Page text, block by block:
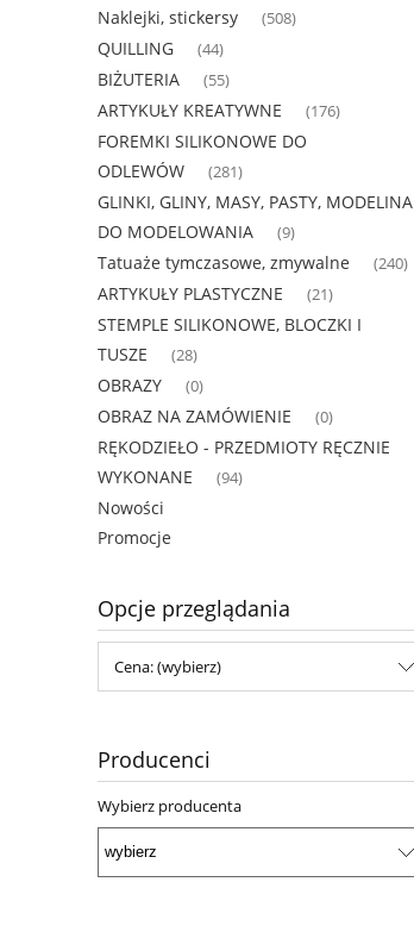
Naklejki, stickersy (508)
QUILLING (44)
BIŻUTERIA (55)
ARTYKUŁY KREATYWNE (176)
FOREMKI SILIKONOWE DO
ODLEWÓW
(281)
GLINKI, GLINY, MASY, PASTY, MODELINA
DO MODELOWANIA
(9)
Tatuaże tymczasowe, zmywalne (240)
ARTYKUŁY PLASTYCZNE (21)
STEMPLE SILIKONOWE, BLOCZKI I
TUSZE
(28)
OBRAZY (0)
OBRAZ NA ZAMÓWIENIE (0)
RĘKODZIEŁO - PRZEDMIOTY RĘCZNIE
WYKONANE
(94)
Nowości
Promocje
Opcje przeglądania
Cena: (wybierz)
Producenci
Wybierz producenta